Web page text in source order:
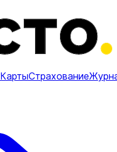
КартыСтрахование